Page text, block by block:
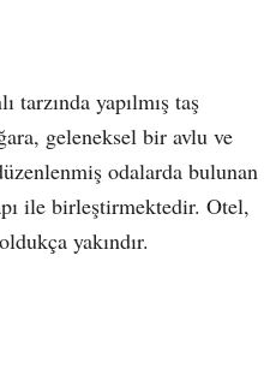
tarzında yapılmış taş
geleneksel bir avlu ve
odalarda bulunan
ile birleştirmektedir. Otel,
yakındır.